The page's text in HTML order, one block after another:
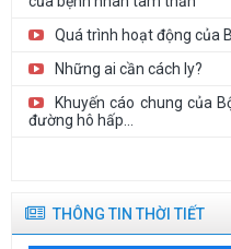
Quá trình hoạt động của
Những ai cần cách ly?
Khuyến cáo chung của
đường hô hấp...
THÔNG TIN THỜI TIẾT